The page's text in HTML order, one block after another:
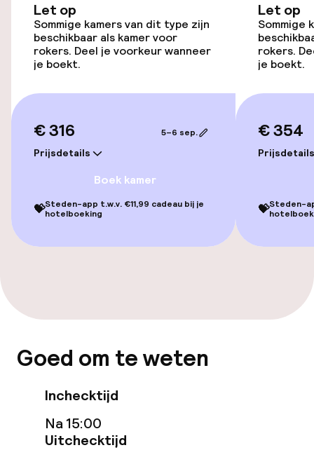
Kamers voor rokers beschikbaar
Zwemmen & wellness
Spa behandelingen
Fitnessruimte / gym
Entertainment
Tuin
Terras
TV lounge
Game-kamer
Let op
Sommige kamers van dit type zijn
beschikbaar als kamer voor
rokers. Deel je voorkeur wanneer
je boekt.
€ 316
Prijsdetails
5–6 sep.
Boek kamer
💝Steden-app t.w.v. €11,99 cadeau bij je
hotelboeking
Let op
Sommige
rokers.
je boekt.
€ 354
Prijsdetails
💝Steden-
Goed om te weten
Inchecktijd
Na 15:00
Uitchecktijd